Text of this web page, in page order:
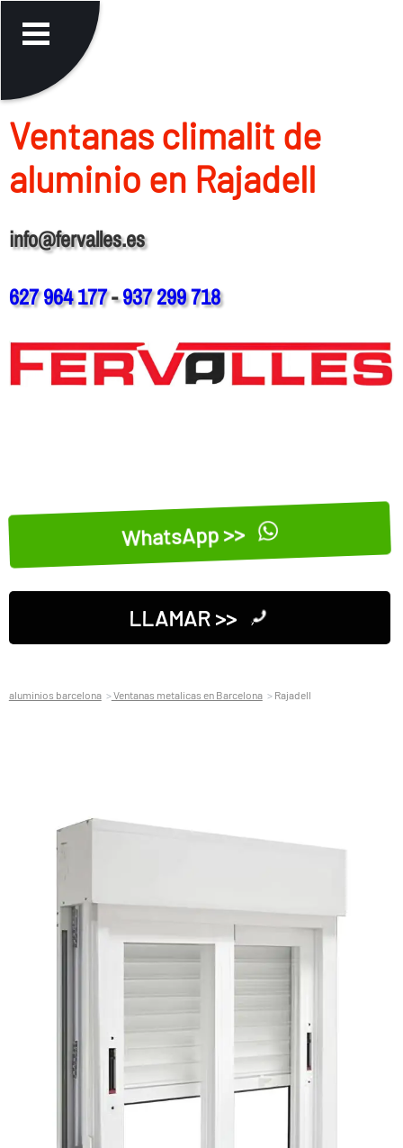
Ventanas climalit de
aluminio en Rajadell
info@fervalles.es
627 964 177-937 299 718
WhatsApp >>
LLAMAR >>
aluminios barcelona Ventanas metalicas en Barcelona Rajadell